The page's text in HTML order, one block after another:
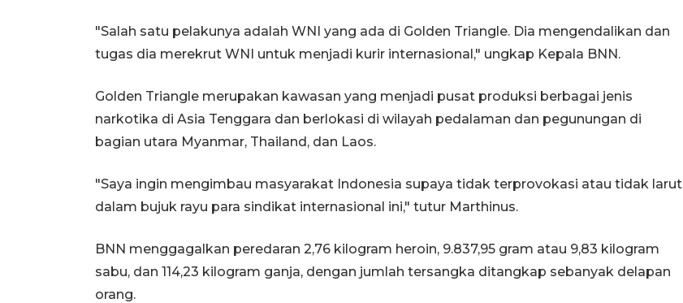
"Salah satu pelakunya adalah WNI yang ada di Golden Triangle. Dia mengendalikan dan
tugas dia merekrut WNI untuk menjadi kurir internasional," ungkap Kepala BNN.
Golden Triangle merupakan kawasan yang menjadi pusat produksi berbagai jenis
narkotika di Asia Tenggara dan berlokasi di wilayah pedalaman dan pegunungan di
bagian utara Myanmar, Thailand, dan Laos.
"Saya ingin mengimbau masyarakat Indonesia supaya tidak terprovokasi atau tidak larut
dalam bujuk rayu para sindikat internasional ini," tutur Marthinus.
BNN menggagalkan peredaran 2,76 kilogram heroin, 9.837,95 gram atau 9,83 kilogram
sabu, dan 114,23 kilogram ganja, dengan jumlah tersangka ditangkap sebanyak delapan
orang.